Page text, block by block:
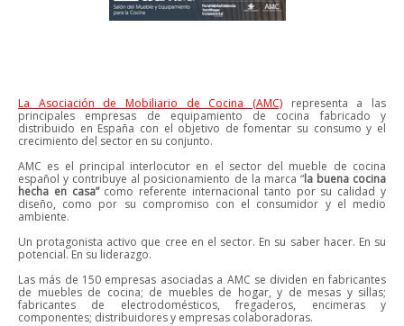
La Asociación de Mobiliario de Cocina (AMC)
representa a las
principales empresas de equipamiento de cocina fabricado y
distribuido en España con el objetivo de fomentar su consumo y el
crecimiento del sector en su conjunto.
AMC es el principal interlocutor en el sector del mueble de cocina
español y contribuye al posicionamiento de la marca “la buena cocina
hecha en casa”como referente internacional tanto por su calidad y
diseño, como por su compromiso con el consumidor y el medio
ambiente.
Un protagonista activo que cree en el sector. En su saber hacer. En su
potencial. En su liderazgo.
Las más de 150 empresas asociadas a AMC se dividen en fabricantes
de muebles de cocina; de muebles de hogar, y de mesas y sillas;
fabricantes de electrodomésticos, fregaderos, encimeras y
componentes; distribuidores y empresas colaboradoras.